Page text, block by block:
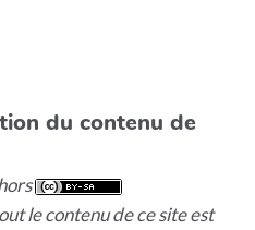
du contenu de
le contenu de ce site est